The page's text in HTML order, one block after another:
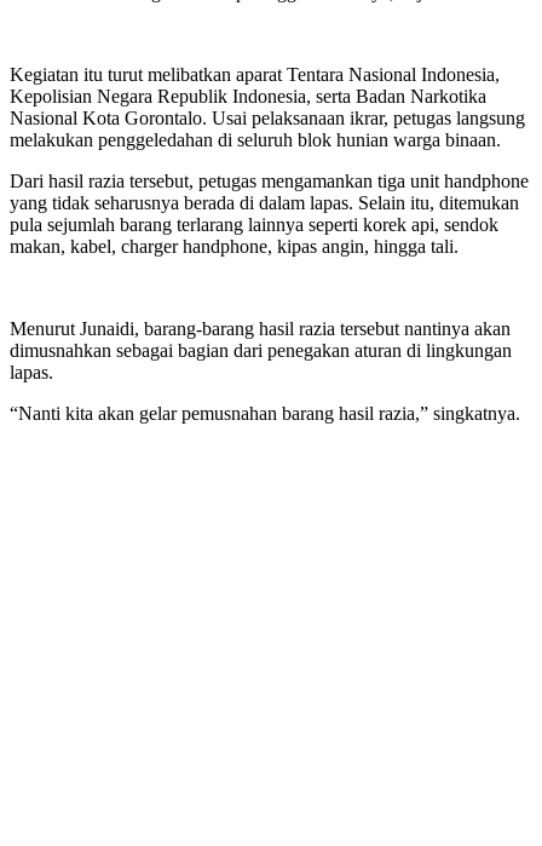
Kegiatan itu turut melibatkan aparat Tentara Nasional Indonesia,
Kepolisian Negara Republik Indonesia, serta Badan Narkotika
Nasional Kota Gorontalo. Usai pelaksanaan ikrar, petugas langsung
melakukan penggeledahan di seluruh blok hunian warga binaan.
Dari hasil razia tersebut, petugas mengamankan tiga unit handphone
yang tidak seharusnya berada di dalam lapas. Selain itu, ditemukan
pula sejumlah barang terlarang lainnya seperti korek api, sendok
makan, kabel, charger handphone, kipas angin, hingga tali.
Menurut Junaidi, barang-barang hasil razia tersebut nantinya akan
dimusnahkan sebagai bagian dari penegakan aturan di lingkungan
lapas.
“Nanti kita akan gelar pemusnahan barang hasil razia,” singkatnya.